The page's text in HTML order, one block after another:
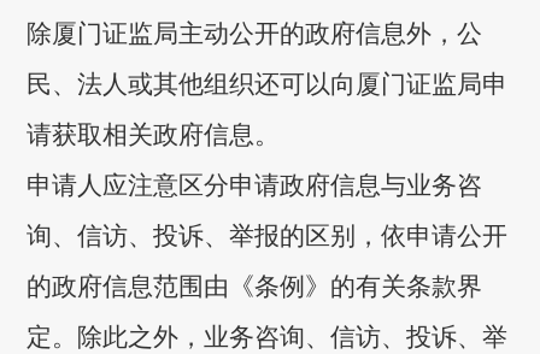
除厦门证监局主动公开的政府信息外，公
民、法人或其他组织还可以向厦门证监局申
请获取相关政府信息。
申请人应注意区分申请政府信息与业务咨
询、信访、投诉、举报的区别，依申请公开
的政府信息范围由《条例》的有关条款界
定。除此之外，业务咨询、信访、投诉、举